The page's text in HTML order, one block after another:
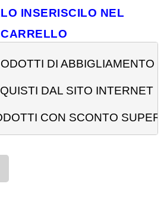
INSERISCILO NEL
CARRELLO
DI ABBIGLIAMENTO
DAL SITO INTERNET
CON SCONTO